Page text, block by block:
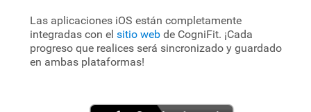
Las aplicaciones iOS están completamente
integradas con el sitio webde CogniFit. ¡Cada
progreso que realices será sincronizado y guardado
en ambas plataformas!